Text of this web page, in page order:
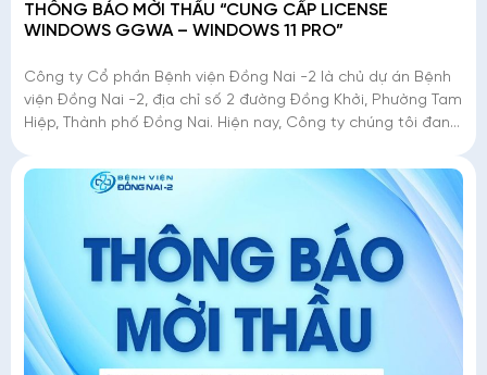
THÔNG BÁO MỜI THẦU “CUNG CẤP LICENSE
WINDOWS GGWA – WINDOWS 11 PRO”
Công ty Cổ phần Bệnh viện Đồng Nai -2 là chủ dự án Bệnh
viện Đồng Nai -2, địa chỉ số 2 đường Đồng Khởi, Phường Tam
Hiệp, Thành phố Đồng Nai. Hiện nay, Công ty chúng tôi đang